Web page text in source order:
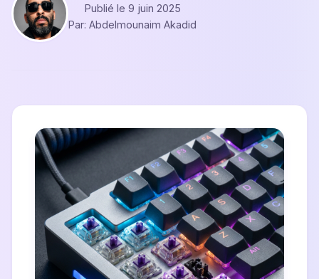
Publié le 9 juin 2025
Par: Abdelmounaim Akadid